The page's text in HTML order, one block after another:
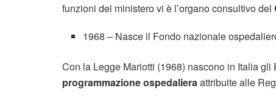
funzioni del ministero vi è l’organo consultivo del
1968 – Nasce il Fondo nazionale
Con la Legge Mariotti (1968) nascono in Italia
programmazione ospedalieraattribuite alle